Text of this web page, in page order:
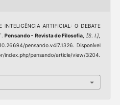
ARTIFICIAL: O DEBATE
Pensando - Revista de Filosofia [S. l.]
pensando.v4i7.1326. Disponível
pensando/article/view/3204.